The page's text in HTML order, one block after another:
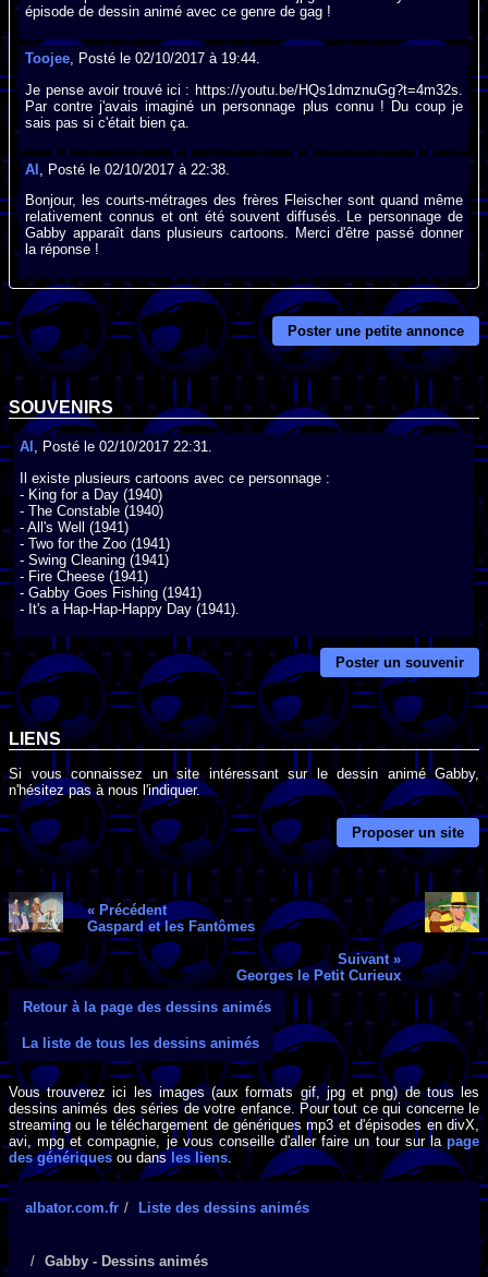
épisode de dessin animé avec ce genre de gag !
Toojee, Posté le 02/10/2017 à 19:44.
Je pense avoir trouvé ici : https://youtu.be/HQs1dmznuGg?t=4m32s.
Par contre j'avais imaginé un personnage plus connu ! Du coup je
sais pas si c'était bien ça.
Al
, Posté le 02/10/2017 à 22:38.
Bonjour, les courts-métrages des frères Fleischer sont quand même
relativement connus et ont été souvent diffusés. Le personnage de
Gabby apparaît dans plusieurs cartoons. Merci d'être passé donner
la réponse !
Poster une petite annonce
SOUVENIRS
Al , Posté le 02/10/2017 22:31.
Il existe plusieurs cartoons avec ce personnage :
- King for a Day (1940)
- The Constable (1940)
- All's Well (1941)
- Two for the Zoo (1941)
- Swing Cleaning (1941)
- Fire Cheese (1941)
- Gabby Goes Fishing (1941)
- It's a Hap-Hap-Happy Day (1941).
Poster un souvenir
LIENS
Si vous connaissez un site intéressant sur le dessin animé Gabby,
n'hésitez pas à nous l'indiquer.
Proposer un site
« Précédent
Gaspard et les Fantômes
Suivant »
Georges le Petit Curieux
Retour à la page des dessins animés
La liste de tous les dessins animés
Vous trouverez ici les images (aux formats gif, jpg et png) de tous les
dessins animés des séries de votre enfance. Pour tout ce qui concerne le
streaming ou le téléchargement de génériques mp3 et d'épisodes en divX,
avi, mpg et compagnie, je vous conseille d'aller faire un tour sur lapage
des génériques ou dans les liens.
albator.com.fr Liste des dessins animés
Gabby - Dessins animés